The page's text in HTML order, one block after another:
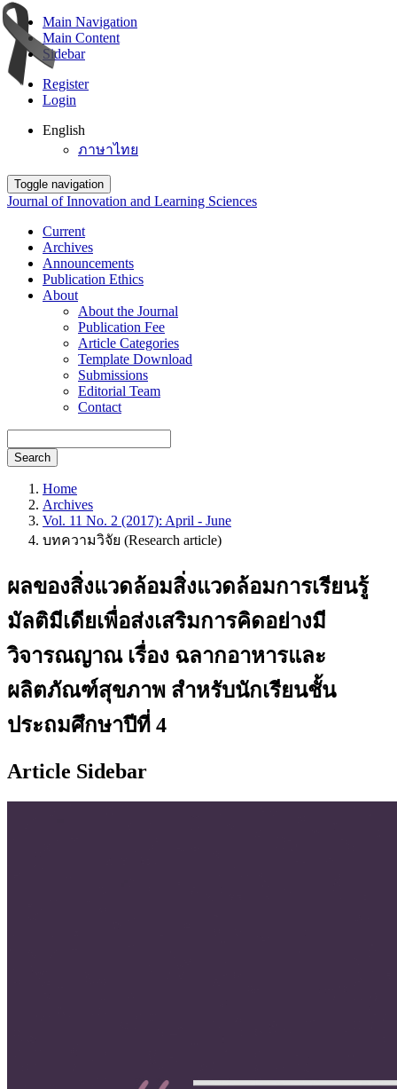
Main Navigation
Main Content
Sidebar
Register
Login
English
ภาษาไทย
Toggle navigation
Journal of Innovation and Learning Sciences
Current
Archives
Announcements
Publication Ethics
About
About the Journal
Publication Fee
Article Categories
Template Download
Submissions
Editorial Team
Contact
Search
Home
Archives
Vol. 11 No. 2 (2017): April - June
บทความวิจัย (Research article)
ผลของสิ่งแวดล้อมสิ่งแวดล้อมการเรียนรู้
มัลติมีเดียเพื่อส่งเสริมการคิดอย่างมี
วิจารณญาณ เรื่อง ฉลากอาหารและ
ผลิตภัณฑ์สุขภาพ สำหรับนักเรียนชั้น
ประถมศึกษาปีที่ 4
Article Sidebar